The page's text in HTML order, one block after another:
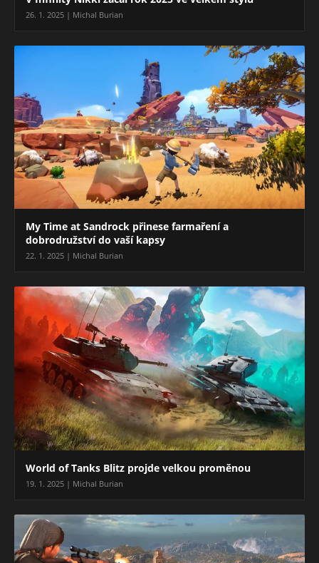
26. 1. 2025 | Michal Burian
My Time at Sandrock přinese farmaření a
dobrodružství do vaší kapsy
22. 1. 2025 | Michal Burian
World of Tanks Blitz projde velkou proměnou
19. 1. 2025 | Michal Burian